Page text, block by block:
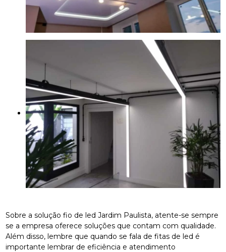
Sobre a solução fio de led Jardim Paulista, atente-se sempre
se a empresa oferece soluções que contam com qualidade.
Além disso, lembre que quando se fala de fitas de led é
importante lembrar de eficiência e atendimento